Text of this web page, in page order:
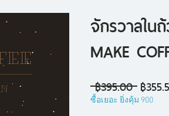
จักรวาลใน
MAKE
฿395.00 ราคา
ปกติ
฿
ซื้อเยอะ ยิ่งคุ้ม 900